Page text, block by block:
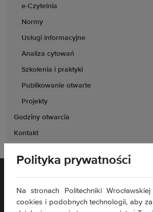
e-Czytelnia
Normy
Usługi informacyjne
Analiza cytowań
Szkolenia i praktyki
Publikowanie otwarte
Projekty
Godziny otwarcia
Kontakt
Polityka prywatności
Na stronach Politechniki
cookies i podobnych technologii, aby